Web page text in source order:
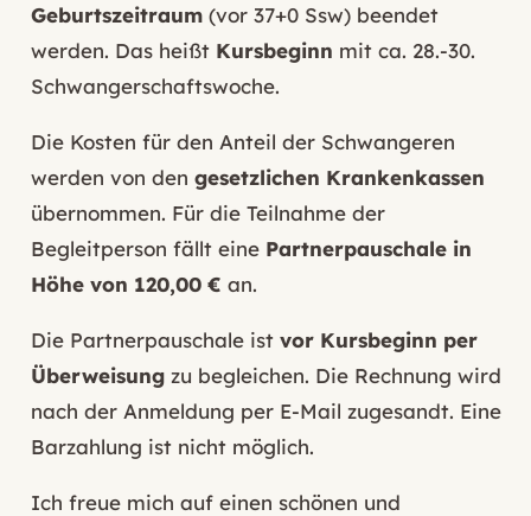
Geburtszeitraum(vor 37+0 Ssw) beendet
werden. Das heißt Kursbeginn mit ca. 28.-30.
Schwangerschaftswoche.
Die Kosten für den Anteil der Schwangeren
werden von den gesetzlichen Krankenkassen
übernommen. Für die Teilnahme der
Begleitperson fällt eine Partnerpauschale in
Höhe von 120,00 € an.
Die Partnerpauschale ist vor Kursbeginn per
Überweisungzu begleichen. Die Rechnung wird
nach der Anmeldung per E-Mail zugesandt. Eine
Barzahlung ist nicht möglich.
Ich freue mich auf einen schönen und